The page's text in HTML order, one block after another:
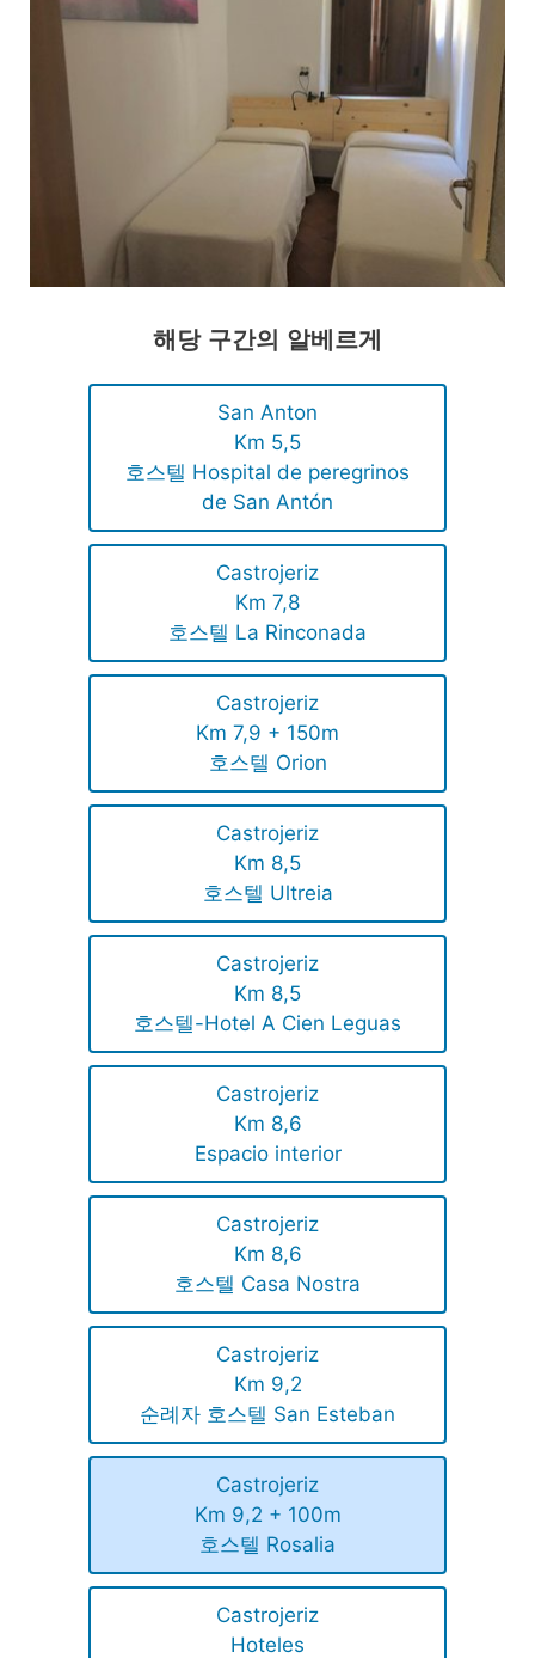
해당 구간의 알베르게
San Anton
Km 5,5
호스텔 Hospital de peregrinos
de San Antón
Castrojeriz
Km 7,8
호스텔 La Rinconada
Castrojeriz
Km 7,9 + 150m
호스텔 Orion
Castrojeriz
Km 8,5
호스텔 Ultreia
Castrojeriz
Km 8,5
호스텔-Hotel A Cien Leguas
Castrojeriz
Km 8,6
Espacio interior
Castrojeriz
Km 8,6
호스텔 Casa Nostra
Castrojeriz
Km 9,2
순례자 호스텔 San Esteban
Castrojeriz
Km 9,2 + 100m
호스텔 Rosalia
Castrojeriz
Hoteles